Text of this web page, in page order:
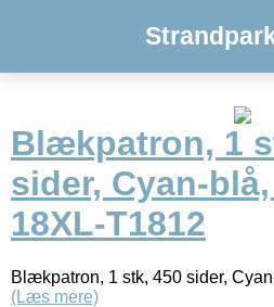
Blækpatron, 1
sider, Cyan-
18XL-T1812
Blækpatron, 1 stk, 450 sider,
(Læs mere)